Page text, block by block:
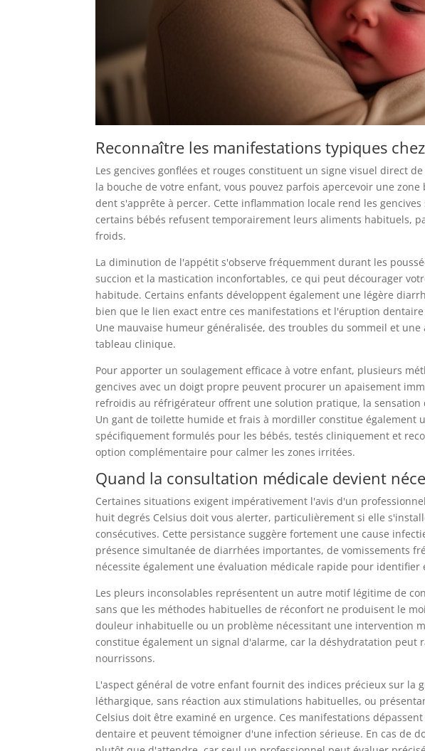
Reconnaître les manifestations typiques
Les gencives gonflées et rouges constituent un signe visuel direct
la bouche de votre enfant, vous pouvez parfois apercevoir une
dent s'apprête à percer. Cette inflammation locale rend les
certains bébés refusent temporairement leurs aliments habituels,
froids.
La diminution de l'appétit s'observe fréquemment durant les
succion et la mastication inconfortables, ce qui peut décourager
habitude. Certains enfants développent également une légère
bien que le lien exact entre ces manifestations et l'éruption
Une mauvaise humeur généralisée, des troubles du sommeil et
tableau clinique.
Pour apporter un soulagement efficace à votre enfant, plusieurs
gencives avec un doigt propre peuvent procurer un apaisement
refroidis au réfrigérateur offrent une solution pratique, la
Un gant de toilette humide et frais à mordiller constitue également
spécifiquement formulés pour les bébés, testés cliniquement et
option complémentaire pour calmer les zones irritées.
Quand la consultation médicale devient
Certaines situations exigent impérativement l'avis d'un
huit degrés Celsius doit vous alerter, particulièrement si elle
consécutives. Cette persistance suggère fortement une cause
présence simultanée de diarrhées importantes, de vomissements
nécessite également une évaluation médicale rapide pour identifier
Les pleurs inconsolables représentent un autre motif légitime de
sans que les méthodes habituelles de réconfort ne produisent le
douleur inhabituelle ou un problème nécessitant une intervention
constitue également un signal d'alarme, car la déshydratation peut
nourrissons.
L'aspect général de votre enfant fournit des indices précieux sur
léthargique, sans réaction aux stimulations habituelles, ou
Celsius doit être examiné en urgence. Ces manifestations
dentaire et peuvent témoigner d'une infection sérieuse. En cas de